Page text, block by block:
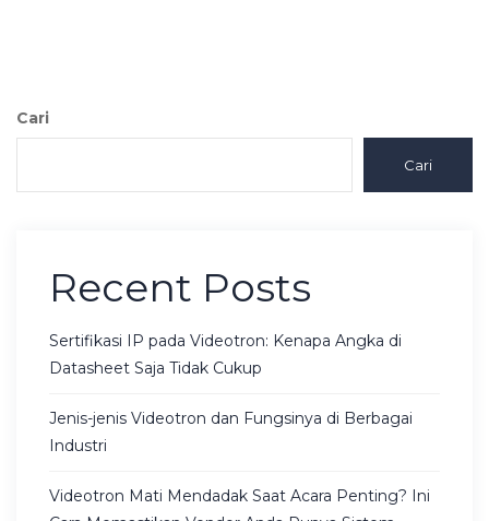
Cari
Cari
Recent Posts
Sertifikasi IP pada Videotron: Kenapa Angka di
Datasheet Saja Tidak Cukup
Jenis-jenis Videotron dan Fungsinya di Berbagai
Industri
Videotron Mati Mendadak Saat Acara Penting? Ini